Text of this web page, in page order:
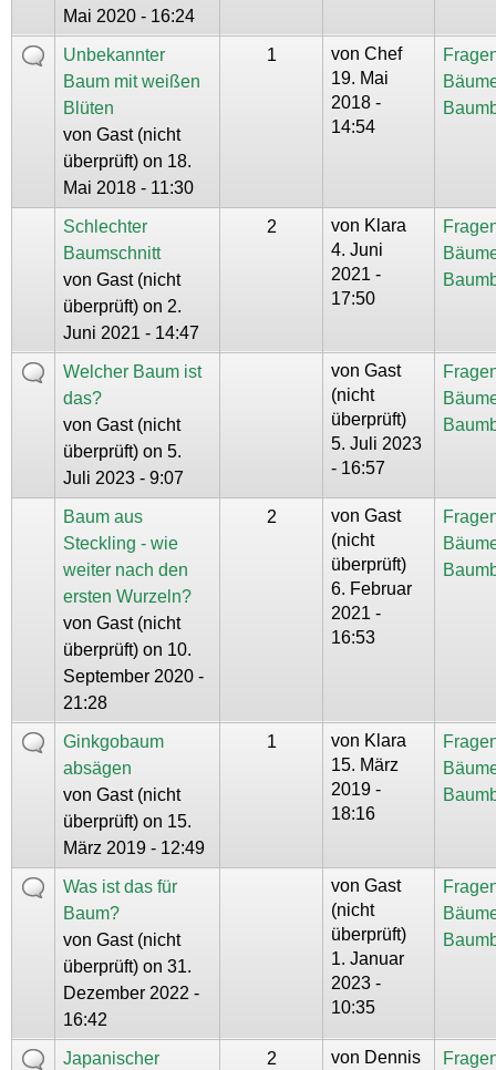
Mai 2020 - 16:24
Unbekannter
Baum mit weißen
Blüten
von Gast (nicht
überprüft) on 18.
Mai 2018 - 11:30
1 von Chef
19. Mai
2018 -
14:54
Schlechter
Baumschnitt
von Gast (nicht
überprüft) on 2.
Juni 2021 - 14:47
2 von Klara
4. Juni
2021 -
17:50
Welcher Baum ist
das?
von Gast (nicht
überprüft) on 5.
Juli 2023 - 9:07
von Gast
(nicht
überprüft)
5. Juli 2023
- 16:57
Baum aus
Steckling - wie
weiter nach den
ersten Wurzeln?
von Gast (nicht
überprüft) on 10.
September 2020 -
21:28
2 von Gast
(nicht
überprüft)
6. Februar
2021 -
16:53
Ginkgobaum
absägen
von Gast (nicht
überprüft) on 15.
März 2019 - 12:49
1 von Klara
15. März
2019 -
18:16
Was ist das für
Baum?
von Gast (nicht
überprüft) on 31.
Dezember 2022 -
16:42
von Gast
(nicht
überprüft)
1. Januar
2023 -
10:35
Japanischer
2 von Dennis